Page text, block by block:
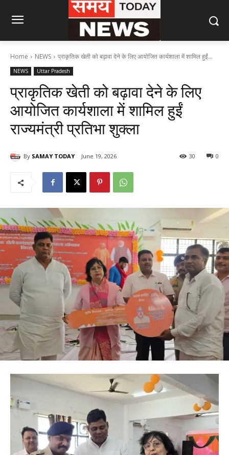
Home NEWS प्राकृतिक खेती को बढ़ावा देने के लिए आयोजित कार्यशाला में शामिल हुईं...
NEWS Uttar Pradesh
प्राकृतिक खेती को बढ़ावा देने के लिए
आयोजित कार्यशाला में शामिल हुईं
राज्यमंत्री प्रतिभा शुक्ला
By SAMAY TODAY June 19, 2026 0
30